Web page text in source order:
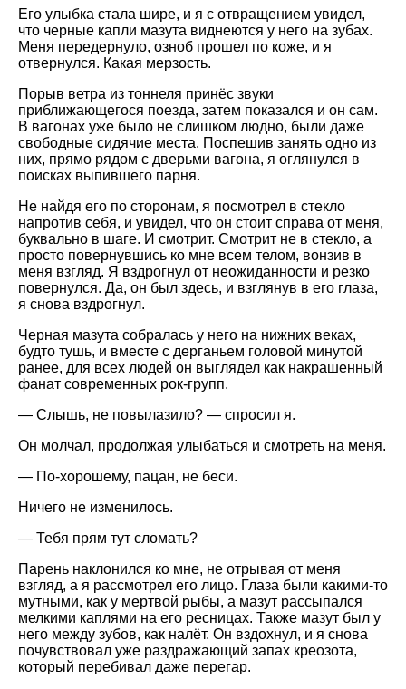
Его улыбка стала шире, и я с отвращением увидел,
что черные капли мазута виднеются у него на зубах.
Меня передернуло, озноб прошел по коже, и я
отвернулся. Какая мерзость.
Порыв ветра из тоннеля принёс звуки
приближающегося поезда, затем показался и он сам.
В вагонах уже было не слишком людно, были даже
свободные сидячие места. Поспешив занять одно из
них, прямо рядом с дверьми вагона, я оглянулся в
поисках выпившего парня.
Не найдя его по сторонам, я посмотрел в стекло
напротив себя, и увидел, что он стоит справа от меня,
буквально в шаге. И смотрит. Смотрит не в стекло, а
просто повернувшись ко мне всем телом, вонзив в
меня взгляд. Я вздрогнул от неожиданности и резко
повернулся. Да, он был здесь, и взглянув в его глаза,
я снова вздрогнул.
Черная мазута собралась у него на нижних веках,
будто тушь, и вместе с дерганьем головой минутой
ранее, для всех людей он выглядел как накрашенный
фанат современных рок-групп.
— Слышь, не повылазило? — спросил я.
Он молчал, продолжая улыбаться и смотреть на меня.
— По-хорошему, пацан, не беси.
Ничего не изменилось.
— Тебя прям тут сломать?
Парень наклонился ко мне, не отрывая от меня
взгляд, а я рассмотрел его лицо. Глаза были какими-то
мутными, как у мертвой рыбы, а мазут рассыпался
мелкими каплями на его ресницах. Также мазут был у
него между зубов, как налёт. Он вздохнул, и я снова
почувствовал уже раздражающий запах креозота,
который перебивал даже перегар.